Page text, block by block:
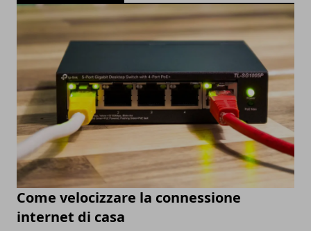
Come velocizzare la connessione
internet di casa